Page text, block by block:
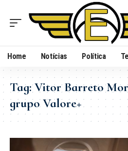
Home Notícias Política
Tag:Vitor Barreto
grupo Valore+